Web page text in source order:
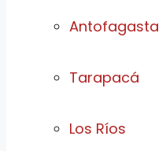
Antofagasta
Tarapacá
Los Ríos